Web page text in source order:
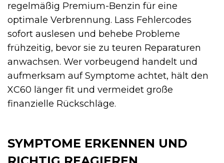
regelmäßig Premium-Benzin für eine
optimale Verbrennung. Lass Fehlercodes
sofort auslesen und behebe Probleme
frühzeitig, bevor sie zu teuren Reparaturen
anwachsen. Wer vorbeugend handelt und
aufmerksam auf Symptome achtet, hält den
XC60 länger fit und vermeidet große
finanzielle Rückschläge.
SYMPTOME ERKENNEN UND